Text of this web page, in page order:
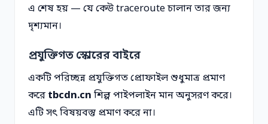
এ শেষ হয় — যে কেউ traceroute চালান তার জন্য
দৃশ্যমান।
প্রযুক্তিগত স্কোরের বাইরে
একটি পরিচ্ছন্ন প্রযুক্তিগত প্রোফাইল শুধুমাত্র প্রমাণ
করে tbcdn.cn শিল্প পাইপলাইন মান অনুসরণ করে।
এটি সৎ বিষয়বস্তু প্রমাণ করে না।